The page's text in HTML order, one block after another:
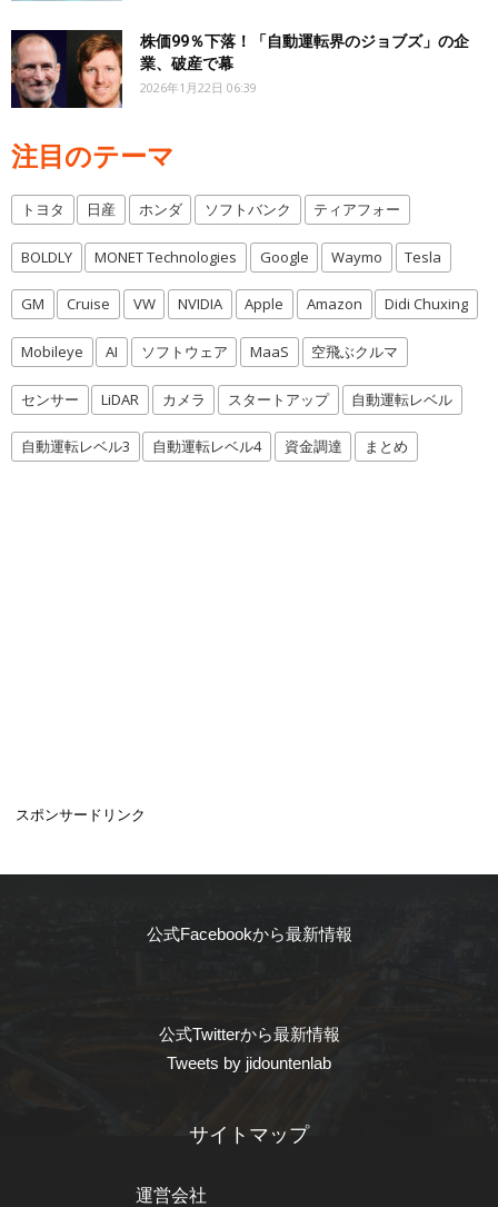
株価99％下落！「自動運転界のジョブズ」の企
業、破産で幕
2026年1月22日 06:39
注目のテーマ
トヨタ 日産 ホンダ ソフトバンク ティアフォー
BOLDLY MONET Technologies Google Waymo Tesla
GM Cruise VW NVIDIA Apple Amazon Didi Chuxing
Mobileye AI ソフトウェア MaaS 空飛ぶクルマ
センサー LiDAR カメラ スタートアップ 自動運転レベル
自動運転レベル3 自動運転レベル4 資金調達 まとめ
スポンサードリンク
公式Facebookから最新情報
公式Twitterから最新情報
Tweets by jidountenlab
サイトマップ
運営会社